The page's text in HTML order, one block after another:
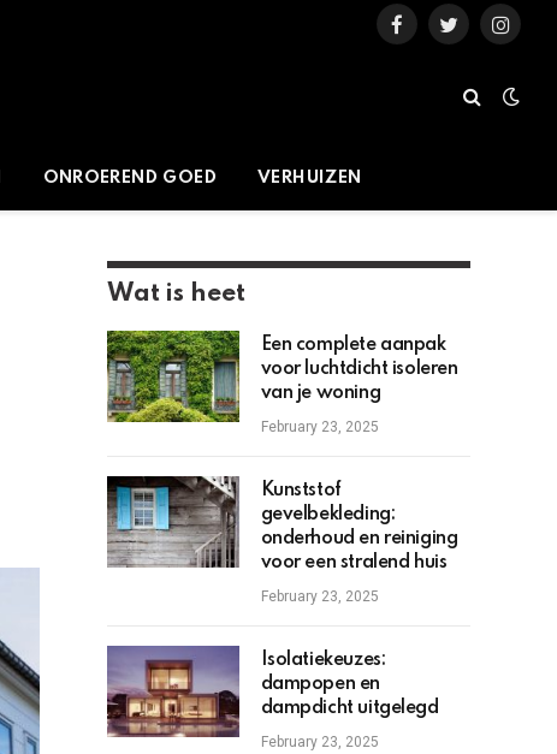
FacebookTwitter
ONROEREND GOED VERHUIZEN
Wat is heet
Een complete aanpak
voor luchtdicht isoleren
van je woning
February 23, 2025
Kunststof
gevelbekleding:
onderhoud en reiniging
voor een stralend huis
February 23, 2025
Isolatiekeuzes:
dampopen en
dampdicht uitgelegd
February 23, 2025